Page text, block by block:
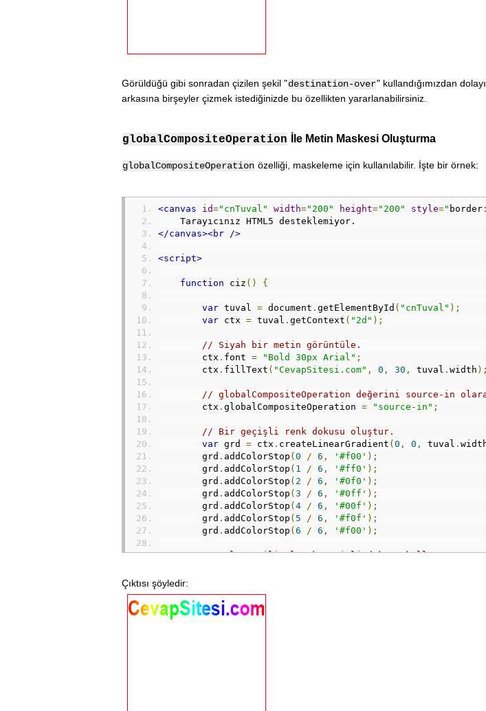
Görüldüğü gibi sonradan çizilen şekil "destination-over" kullandığımızdan
arkasına birşeyler çizmek istediğinizde bu özellikten yararlanabilirsiniz.
globalCompositeOperation İle Metin Maskesi Oluşturma
globalCompositeOperation özelliği, maskeleme için kullanılabilir. İşte bir örnek:
<canvas id="cnTuval" width="200" height="200" style=" border :
    Tarayıcınız HTML5 desteklemiyor.
</canvas><br
/>
<script>
function ciz () {
var tuval = document . getElementById ( "cnTuval" );
var ctx = tuval . getContext ( "2d" );
// Siyah bir metin görüntüle.
        ctx
. font = "Bold 30px Arial" ;
        ctx
. fillText ( "CevapSitesi.com" , 0 , 30 , tuval . width );
// globalCompositeOperation değerini source-in
        ctx
. globalCompositeOperation = "source-in" ;
// Bir geçişli renk dokusu oluştur.
var grd = ctx . createLinearGradient ( 0 , 0 , tuval .
        grd
. addColorStop ( 0 / 6 , '#f00' );
        grd
. addColorStop ( 1 / 6 , '#ff0' );
        grd
. addColorStop ( 2 / 6 , '#0f0' );
        grd
. addColorStop ( 3 / 6 , '#0ff' );
        grd
. addColorStop ( 4 / 6 , '#00f' );
        grd
. addColorStop ( 5 / 6 , '#f0f' );
        grd
. addColorStop ( 6 / 6 , '#f00' );
// Dolgu stili olarak geçişli dokuyu kullan.
// Tüm tuvali geçişli renk dolgusuyla doldur.
        ctx
.fillRect
Çıktısı şöyledir: